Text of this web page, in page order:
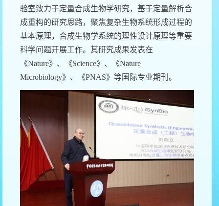
验室致力于定量合成生物学研究，基于定量解析合
成重构的研究思路，聚焦复杂生物系统形成过程的
基本原理，合成生物学系统的理性设计原理等重要
科学问题开展工作。其研究成果发表在
《Nature》、《Science》、《Nature
Microbiology》、《PNAS》等国际专业期刊。